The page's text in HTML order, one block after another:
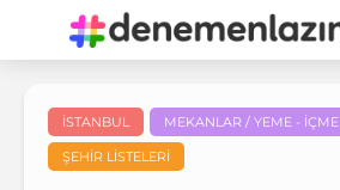
İSTANBUL MEKANLAR / YEME - İÇME
ŞEHIR LISTELERI